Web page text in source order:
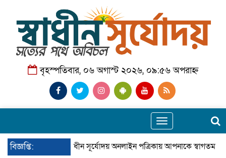
বৃহস্পতিবার, ০৬ অগাস্ট ২০২৬, ০৯:৫৬ অপরাহ্ন
Toggle
navigation
বিজ্ঞপ্তি: স্বাধীন সূর্যোদয় অনলাইন পত্রিকায় আপনাকে স্বাগতম।